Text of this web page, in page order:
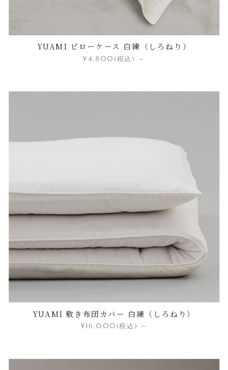
YUAMI ピローケース 白練（しろねり）
¥4,800 (税込) ～
YUAMI 敷き布団カバー 白練（しろねり）
¥16,000 (税込) ～